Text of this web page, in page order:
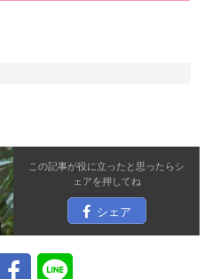
この記事が役に立ったと思ったらシ
ェアを押してね
シェア